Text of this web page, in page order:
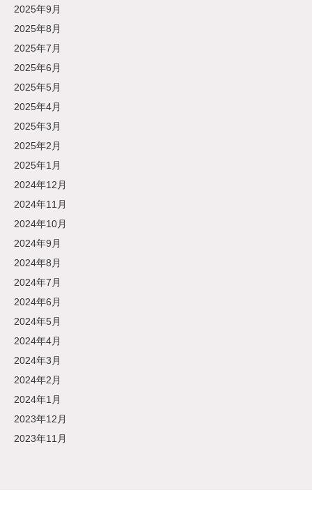
2025年9月
2025年8月
2025年7月
2025年6月
2025年5月
2025年4月
2025年3月
2025年2月
2025年1月
2024年12月
2024年11月
2024年10月
2024年9月
2024年8月
2024年7月
2024年6月
2024年5月
2024年4月
2024年3月
2024年2月
2024年1月
2023年12月
2023年11月